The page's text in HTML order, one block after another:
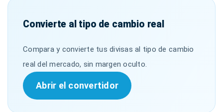
Convierte al tipo de cambio real
Compara y convierte tus divisas al tipo de cambio
real del mercado, sin margen oculto.
Abrir el convertidor